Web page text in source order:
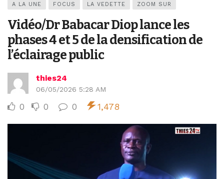
A LA UNE FOCUS LA VEDETTE ZOOM SUR
Vidéo/Dr Babacar Diop lance les
phases 4 et 5 de la densification de
l’éclairage public
thies24
06/05/2026 5:28 AM
0 0 0 1,478